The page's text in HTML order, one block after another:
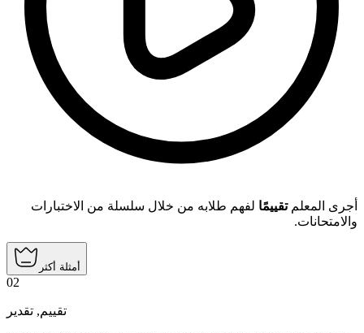
أجرى المعلمتقييمًا لفهم طلابه من خلال سلسلة من الاختبارات
والامتحانات.
أمثلة أكثر
02
تقييم, تقدير